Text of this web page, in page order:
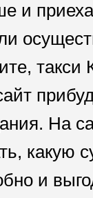
и
такси
На
какую
и